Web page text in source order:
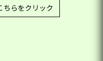
ちらをクリック